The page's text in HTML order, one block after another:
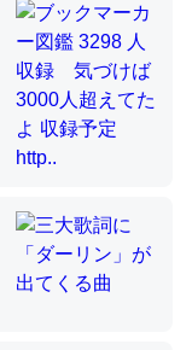
は回収されないけ
ればするほど分
かった。調べたら
1程度。